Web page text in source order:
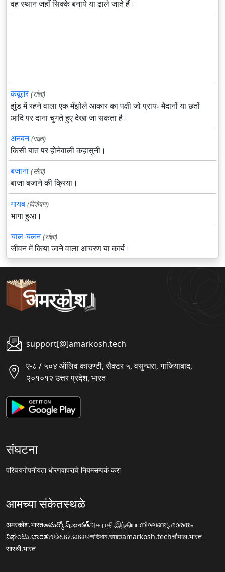
वह स्थान जहाँ सिक्के बनाये या ढाले जाते हैं।
कबूतर (संज्ञा)
झुंड में रहने वाला एक मँझोले आकार का पक्षी जो प्रायः मैदानों या छतों
आदि पर दाना चुगते हुए देखा जा सकता है।
अनबन (संज्ञा)
किसी बात पर होनेवाली कहासुनी।
बजाना (संज्ञा)
बाजा बजाने की क्रिया।
गायब (विशेषण)
भागा हुआ।
चाल-चलन (संज्ञा)
जीवन में किया जाने वाला आचरण या कार्य।
support[@]amarkosh.tech
ए-८ / ५०४ ऑलिव काउण्टी, सैक्टर ५, वसुन्धरा, गाजियाबाद,
२०१०१२ उत्तर प्रदेश, भारत
संघटना
परिचयगोपनीयता धोरणवापराचे नियमसम्पर्क करा
आमच्या संकेतस्थळे
अमरकोश.भारतఅమర్కోష్.భారత్அகராதி.இந்தியாനിഘണ്ടു.ഭാരതം
ನಿಘಂಟು.ಭಾರತଅଭିଧାନ.ଭାରତঅভিধান.ভারতamarkosh.techचौपाल.भारत
सारथी.भारत